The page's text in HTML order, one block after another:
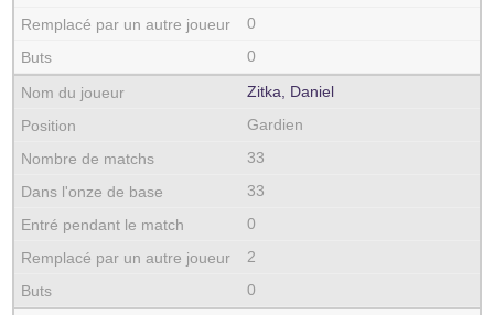
0
0
Zitka, Daniel
Gardien
33
33
0
2
0